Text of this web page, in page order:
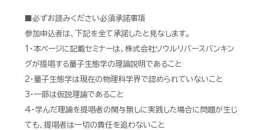
■必ずお読みください必須承諾事項
参加申込者は、下記を全て承諾したと見なします。
1・本ページに記載セミナーは、株式会社ソウルリバースバンキン
グが提唱する量子生態学の理論説明であること
2・量子生態学は現在の物理科学界で認められていないこと
3・一部は仮説理論であること
4・学んだ理論を提唱者の関与無しに実践した場合に問題が生じ
ても、提唱者は一切の責任を追わないこと